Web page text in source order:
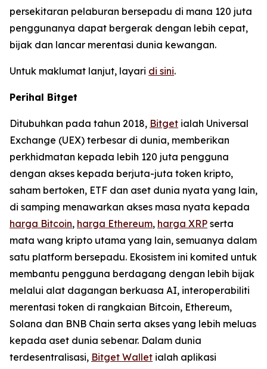
persekitaran pelaburan bersepadu di mana 120 juta
penggunanya dapat bergerak dengan lebih cepat,
bijak dan lancar merentasi dunia kewangan.
Untuk maklumat lanjut, layari di sini.
Perihal Bitget
Ditubuhkan pada tahun 2018, Bitget ialah Universal
Exchange (UEX) terbesar di dunia, memberikan
perkhidmatan kepada lebih 120 juta pengguna
dengan akses kepada berjuta-juta token kripto,
saham bertoken, ETF dan aset dunia nyata yang lain,
di samping menawarkan akses masa nyata kepada
harga Bitcoin, harga Ethereum, harga XRP serta
mata wang kripto utama yang lain, semuanya dalam
satu platform bersepadu. Ekosistem ini komited untuk
membantu pengguna berdagang dengan lebih bijak
melalui alat dagangan berkuasa AI, interoperabiliti
merentasi token di rangkaian Bitcoin, Ethereum,
Solana dan BNB Chain serta akses yang lebih meluas
kepada aset dunia sebenar. Dalam dunia
terdesentralisasi, Bitget Wallet ialah aplikasi